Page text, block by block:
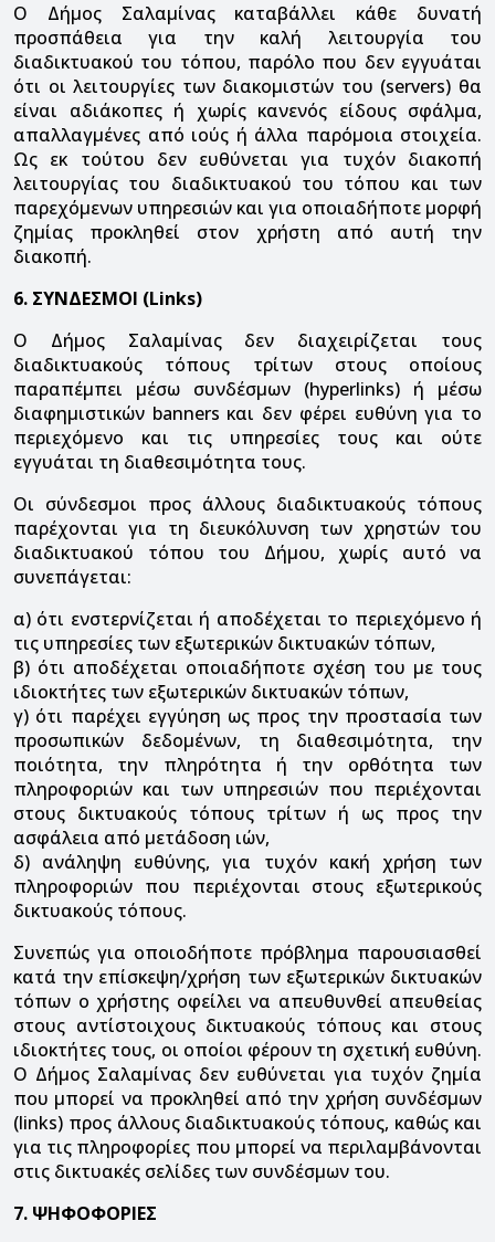
Ο Δήμος Σαλαμίνας καταβάλλει κάθε δυνατή
προσπάθεια για την καλή λειτουργία του
διαδικτυακού του τόπου, παρόλο που δεν εγγυάται
ότι οι λειτουργίες των διακομιστών του (servers) θα
είναι αδιάκοπες ή χωρίς κανενός είδους σφάλμα,
απαλλαγμένες από ιούς ή άλλα παρόμοια στοιχεία.
Ως εκ τούτου δεν ευθύνεται για τυχόν διακοπή
λειτουργίας του διαδικτυακού του τόπου και των
παρεχόμενων υπηρεσιών και για οποιαδήποτε μορφή
ζημίας προκληθεί στον χρήστη από αυτή την
διακοπή.
6. ΣΥΝΔΕΣΜΟΙ (Links)
Ο Δήμος Σαλαμίνας δεν διαχειρίζεται τους
διαδικτυακούς τόπους τρίτων στους οποίους
παραπέμπει μέσω συνδέσμων (hyperlinks) ή μέσω
διαφημιστικών banners και δεν φέρει ευθύνη για το
περιεχόμενο και τις υπηρεσίες τους και ούτε
εγγυάται τη διαθεσιμότητα τους.
Οι σύνδεσμοι προς άλλους διαδικτυακούς τόπους
παρέχονται για τη διευκόλυνση των χρηστών του
διαδικτυακού τόπου του Δήμου, χωρίς αυτό να
συνεπάγεται:
α) ότι ενστερνίζεται ή αποδέχεται το περιεχόμενο ή
τις υπηρεσίες των εξωτερικών δικτυακών τόπων,
β) ότι αποδέχεται οποιαδήποτε σχέση του με τους
ιδιοκτήτες των εξωτερικών δικτυακών τόπων,
γ) ότι παρέχει εγγύηση ως προς την προστασία των
προσωπικών δεδομένων, τη διαθεσιμότητα, την
ποιότητα, την πληρότητα ή την ορθότητα των
πληροφοριών και των υπηρεσιών που περιέχονται
στους δικτυακούς τόπους τρίτων ή ως προς την
ασφάλεια από μετάδοση ιών,
δ) ανάληψη ευθύνης, για τυχόν κακή χρήση των
πληροφοριών που περιέχονται στους εξωτερικούς
δικτυακούς τόπους.
Συνεπώς για οποιοδήποτε πρόβλημα παρουσιασθεί
κατά την επίσκεψη/χρήση των εξωτερικών δικτυακών
τόπων ο χρήστης οφείλει να απευθυνθεί απευθείας
στους αντίστοιχους δικτυακούς τόπους και στους
ιδιοκτήτες τους, οι οποίοι φέρουν τη σχετική ευθύνη.
Ο Δήμος Σαλαμίνας δεν ευθύνεται για τυχόν ζημία
που μπορεί να προκληθεί από την χρήση συνδέσμων
(links) προς άλλους διαδικτυακούς τόπους, καθώς και
για τις πληροφορίες που μπορεί να περιλαμβάνονται
στις δικτυακές σελίδες των συνδέσμων του.
7. ΨΗΦΟΦΟΡΙΕΣ